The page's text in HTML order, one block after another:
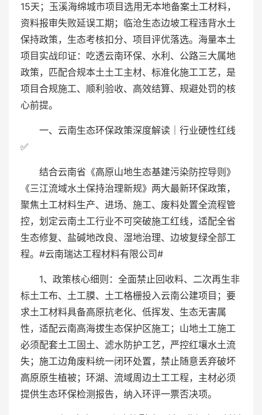
15天；玉溪海绵城市项目选用无本地备案土工材料，
资料报审失败延误工期；临沧生态边坡工程违背水土
保持政策，生态考核扣分、项目评优落选。海量本土
项目实战印证：吃透云南环保、水利、公路三大属地
政策，匹配合规本土土工主材、标准化施工工艺，是
项目合规施工、顺利验收、高效结算、规避处罚的核
心前提。
一、云南生态环保政策深度解读｜行业硬性红线
✅
结合云南省《高原山地生态基建污染防控导则》
《三江流域水土保持治理新规》两大最新环保政策，
聚焦土工材料生产、进场、施工、废料处置全流程管
控，划定云南土工行业不可突破施工红线，适配全省
生态修复、盐碱地改良、湿地治理、边坡复绿全部工
程。#云南瑞达工程材料有限公司#
1、政策核心细则：全面禁止回收料、二次再生非
标土工布、土工膜、土工格栅投入云南公建项目；要
求土工材料具备高原抗老化、低挥发、生态无害属
性，适配云南高海拔生态保护区施工；山地土工施工
必须配套土工固土、滤水防护工艺，严控红壤水土流
失；施工边角废料统一闭环处置，禁止随意丢弃破坏
高原原生植被；环湖、流域周边土工工程，主材必须
提供生态环保检测报告，纳入环评一票否决项。